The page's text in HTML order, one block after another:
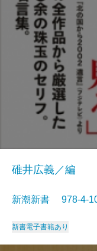
碓井広義／編
新潮新書 978-4-
新書電子書籍あり